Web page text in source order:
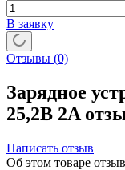
В заявку
Отзывы (0)
Зарядное
25,2B 2A
Написать отзыв
Об этом товаре